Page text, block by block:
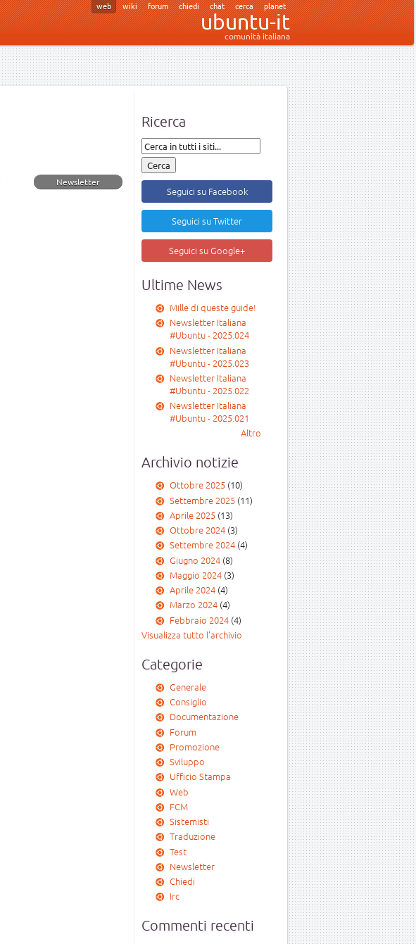
web wiki forum chiedi chat cerca planet
ubuntu-it
comunità italiana
Ricerca
Seguici su Facebook
Seguici su Twitter
Seguici su Google+
Ultime News
Mille di queste guide!
Newsletter Italiana
#Ubuntu - 2025.024
Newsletter Italiana
#Ubuntu - 2025.023
Newsletter Italiana
#Ubuntu - 2025.022
Newsletter Italiana
#Ubuntu - 2025.021
Altro
Archivio notizie
Ottobre 2025(10)
Settembre 2025(11)
Aprile 2025(13)
Ottobre 2024(3)
Settembre 2024(4)
Giugno 2024(8)
Maggio 2024(3)
Aprile 2024(4)
Marzo 2024(4)
Febbraio 2024(4)
Visualizza tutto l'archivio
Categorie
Generale
Consiglio
Documentazione
Forum
Promozione
Sviluppo
Ufficio Stampa
Web
FCM
Sistemisti
Traduzione
Test
Newsletter
Chiedi
Irc
Commenti recenti
Newsletter